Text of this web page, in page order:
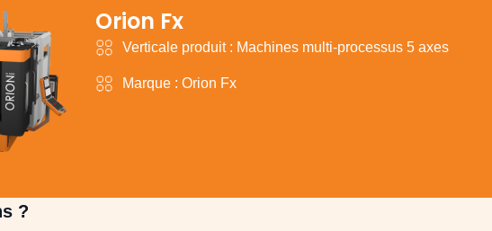
Orion Fx
Verticale produit : Machines multi-processus 5 axes
Marque : Orion Fx
?